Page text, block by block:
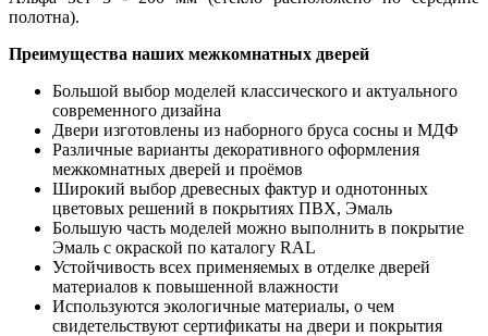
полотна).
Преимущества наших межкомнатных дверей
Большой выбор моделей классического и актуального
современного дизайна
Двери изготовлены из наборного бруса сосны и МДФ
Различные варианты декоративного оформления
межкомнатных дверей и проёмов
Широкий выбор древесных фактур и однотонных
цветовых решений в покрытиях ПВХ, Эмаль
Большую часть моделей можно выполнить в покрытие
Эмаль с окраской по каталогу RAL
Устойчивость всех применяемых в отделке дверей
материалов к повышенной влажности
Используются экологичные материалы, о чем
свидетельствуют сертификаты на двери и покрытия